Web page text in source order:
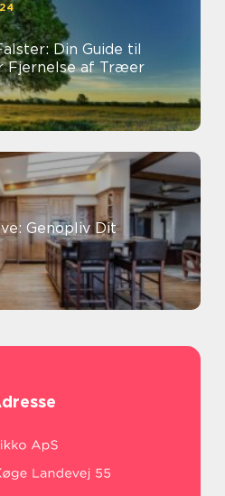
Din Guide til
Fjernelse af Træer
Genopliv Dit